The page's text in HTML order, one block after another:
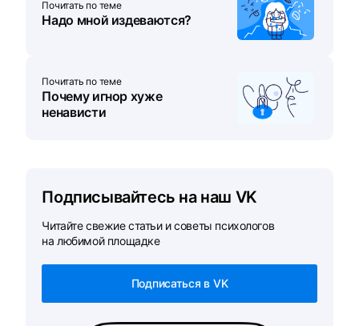
Почитать по теме
Надо мной издеваются?
Почитать по теме
Почему игнор хуже
ненависти
Подписывайтесь на наш VK
Читайте свежие статьи и советы психологов
на любимой площадке
Подписаться в VK